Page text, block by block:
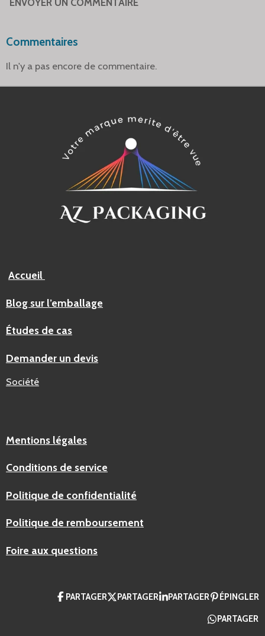
Commentaires
Il n'y a pas encore de commentaire.
Accueil
Blog sur l’emballage
Études de cas
Demander un devis
Société
Mentions légales
Conditions de service
Politique de confidentialité
Politique de remboursement
Foire aux questions
PARTAGER PARTAGER PARTAGER ÉPINGLER
PARTAGER